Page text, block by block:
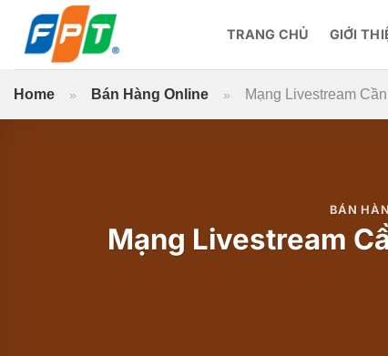
TRANG CHỦ GIỚI
Home » Bán Hàng Online » Mạng Livestream
BÁN
Mạng Livestream